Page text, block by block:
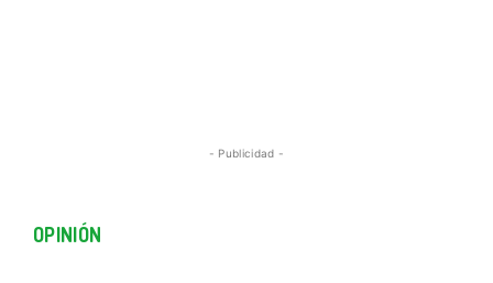
- Publicidad -
OPINIÓN